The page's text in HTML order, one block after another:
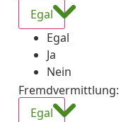
Egal
Egal
Ja
Nein
Fremdvermittlung:
Egal